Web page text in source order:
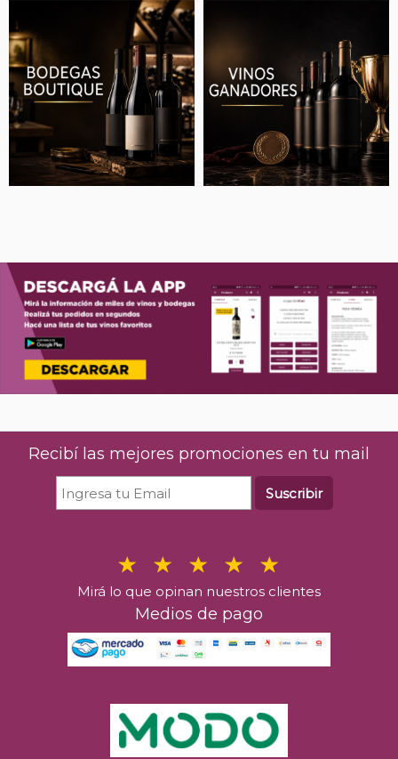
Recibí las mejores promociones en tu mail
Suscribir
Mirá lo que opinan nuestros clientes
Medios de pago